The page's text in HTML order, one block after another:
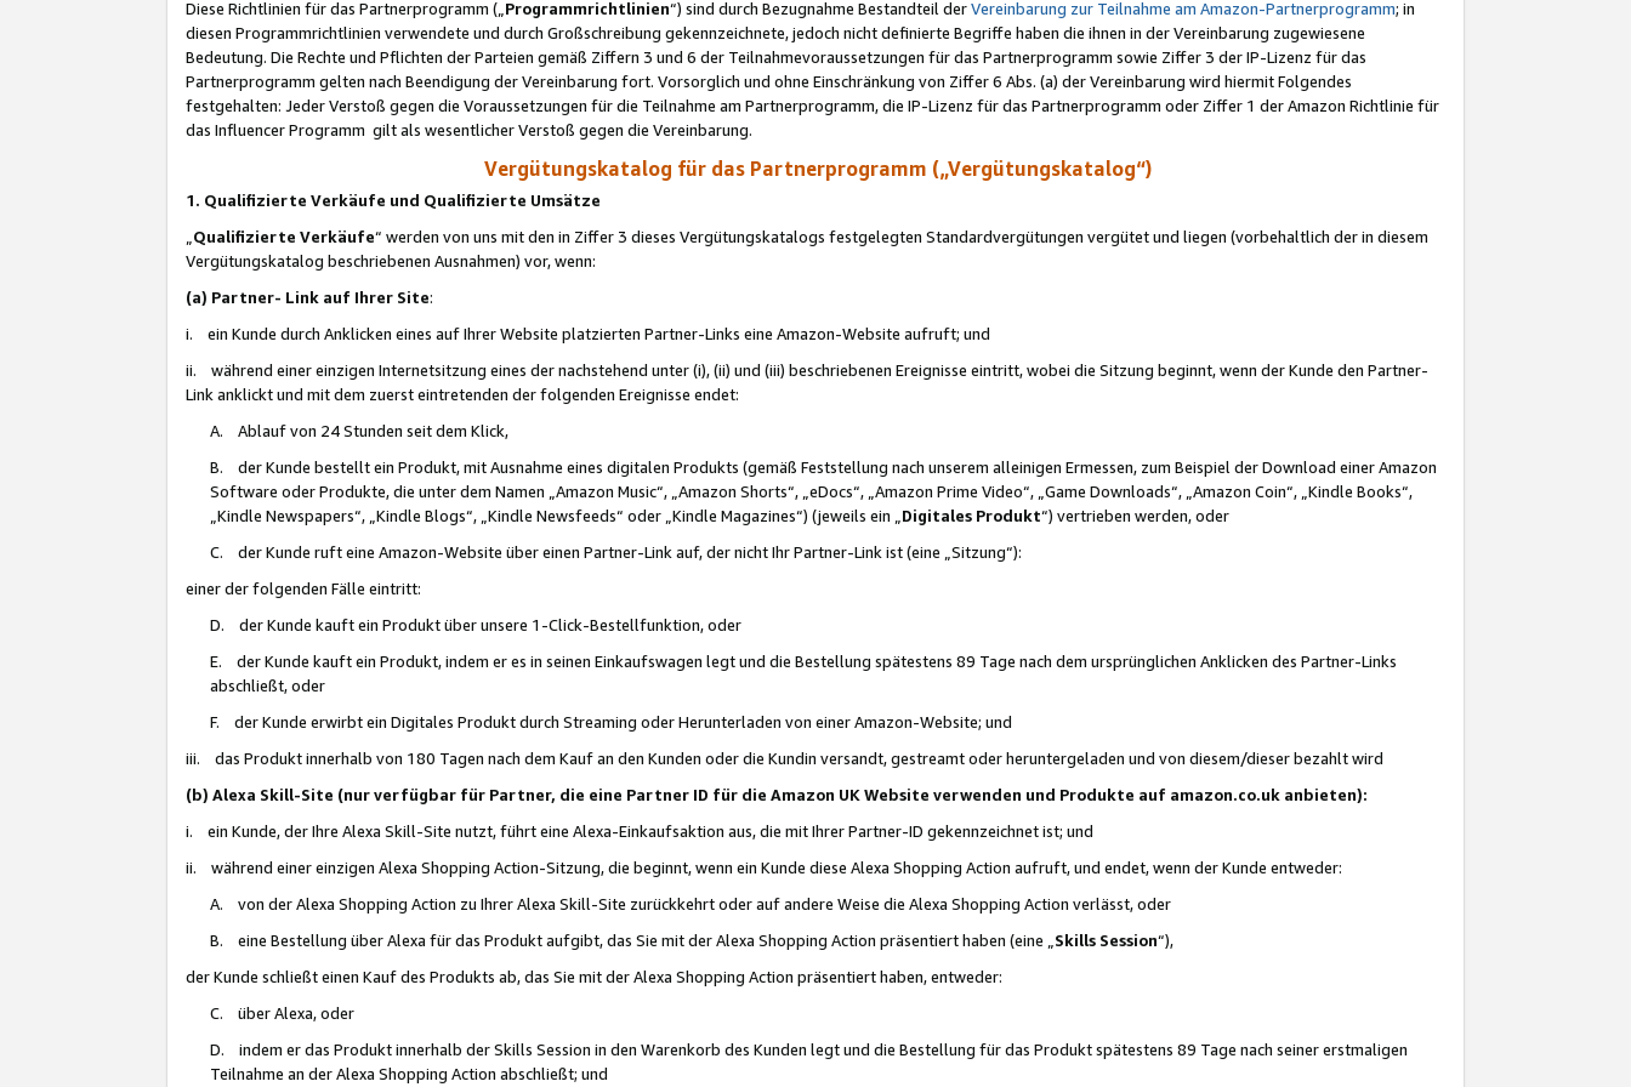
Diese Richtlinien für das Partnerprogramm („Programmrichtlinien“) sind durch Bezugnahme Bestandteil derVereinbarung zur Teilnahme am Amazon-Partnerprogramm; in
diesen Programmrichtlinien verwendete und durch Großschreibung gekennzeichnete, jedoch nicht definierte Begriffe haben die ihnen in der Vereinbarung zugewiesene
Bedeutung. Die Rechte und Pflichten der Parteien gemäß Ziffern 3 und 6 der Teilnahmevoraussetzungen für das Partnerprogramm sowie Ziffer 3 der IP-Lizenz für das
Partnerprogramm gelten nach Beendigung der Vereinbarung fort. Vorsorglich und ohne Einschränkung von Ziffer 6 Abs. (a) der Vereinbarung wird hiermit Folgendes
festgehalten: Jeder Verstoß gegen die Voraussetzungen für die Teilnahme am Partnerprogramm, die IP-Lizenz für das Partnerprogramm oder Ziffer 1 der Amazon Richtlinie für
das Influencer Programm gilt als wesentlicher Verstoß gegen die Vereinbarung.
Vergütungskatalog für das Partnerprogramm („Vergütungskatalog“)
1. Qualifizierte Verkäufe und Qualifizierte Umsätze
Qualifizierte Verkäufe“ werden von uns mit den in Ziffer 3 dieses Vergütungskatalogs festgelegten Standardvergütungen vergütet und liegen (vorbehaltlich der in diesem
Vergütungskatalog beschriebenen Ausnahmen) vor, wenn:
(a) Partner- Link auf Ihrer Site:
i. ein Kunde durch Anklicken eines auf Ihrer Website platzierten Partner-Links eine Amazon-Website aufruft; und
ii. während einer einzigen Internetsitzung eines der nachstehend unter (i), (ii) und (iii) beschriebenen Ereignisse eintritt, wobei die Sitzung beginnt, wenn der Kunde den Partner-
Link anklickt und mit dem zuerst eintretenden der folgenden Ereignisse endet:
A. Ablauf von 24 Stunden seit dem Klick,
B. der Kunde bestellt ein Produkt, mit Ausnahme eines digitalen Produkts (gemäß Feststellung nach unserem alleinigen Ermessen, zum Beispiel der Download einer Amazon
Software oder Produkte, die unter dem Namen „Amazon Music“, „Amazon Shorts“, „eDocs“, „Amazon Prime Video“, „Game Downloads“, „Amazon Coin“, „Kindle Books“,
„Kindle Newspapers“, „Kindle Blogs“, „Kindle Newsfeeds“ oder „Kindle Magazines“) (jeweils ein „ Digitales Produkt“) vertrieben werden, oder
C. der Kunde ruft eine Amazon-Website über einen Partner-Link auf, der nicht Ihr Partner-Link ist (eine „Sitzung“):
einer der folgenden Fälle eintritt:
D. der Kunde kauft ein Produkt über unsere 1-Click-Bestellfunktion, oder
E. der Kunde kauft ein Produkt, indem er es in seinen Einkaufswagen legt und die Bestellung spätestens 89 Tage nach dem ursprünglichen Anklicken des Partner-Links
abschließt, oder
F. der Kunde erwirbt ein Digitales Produkt durch Streaming oder Herunterladen von einer Amazon-Website; und
iii. das Produkt innerhalb von 180 Tagen nach dem Kauf an den Kunden oder die Kundin versandt, gestreamt oder heruntergeladen und von diesem/dieser bezahlt wird
(b) Alexa Skill-Site (nur verfügbar für Partner, die eine Partner ID für die Amazon UK Website verwenden und Produkte auf amazon.co.uk anbieten):
i. ein Kunde, der Ihre Alexa Skill-Site nutzt, führt eine Alexa-Einkaufsaktion aus, die mit Ihrer Partner-ID gekennzeichnet ist; und
ii. während einer einzigen Alexa Shopping Action-Sitzung, die beginnt, wenn ein Kunde diese Alexa Shopping Action aufruft, und endet, wenn der Kunde entweder:
A. von der Alexa Shopping Action zu Ihrer Alexa Skill-Site zurückkehrt oder auf andere Weise die Alexa Shopping Action verlässt, oder
B. eine Bestellung über Alexa für das Produkt aufgibt, das Sie mit der Alexa Shopping Action präsentiert haben (eine „ Skills Session“),
der Kunde schließt einen Kauf des Produkts ab, das Sie mit der Alexa Shopping Action präsentiert haben, entweder:
C. über Alexa, oder
D. indem er das Produkt innerhalb der Skills Session in den Warenkorb des Kunden legt und die Bestellung für das Produkt spätestens 89 Tage nach seiner erstmaligen
Teilnahme an der Alexa Shopping Action abschließt; und